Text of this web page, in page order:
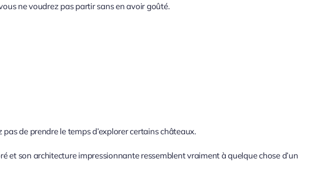
ne voudrez pas partir sans en avoir goûté.
de prendre le temps d’explorer certains châteaux.
et son architecture impressionnante ressemblent vraiment à quelque chose d’un